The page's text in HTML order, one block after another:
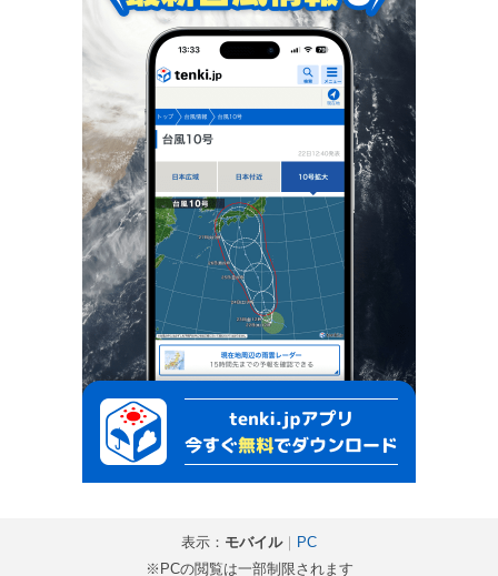
表示： モバイル｜
PC
※PCの閲覧は一部制限されます